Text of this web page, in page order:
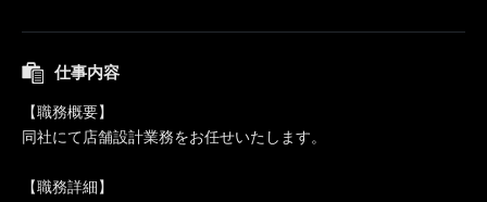
仕事内容
【職務概要】
同社にて店舗設計業務をお任せいたします。
【職務詳細】